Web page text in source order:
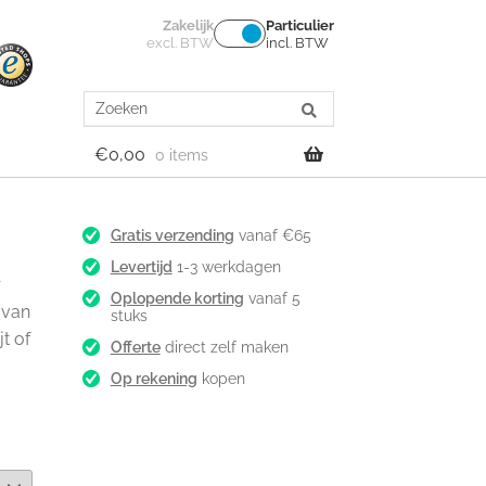
Zakelijk
excl. BTW
Particulier
incl. BTW
Search
for:
€0,00 0 items
of
Gratis verzending vanaf €65
Levertijd 1-3 werkdagen
Oplopende korting vanaf 5
stuks
Offertedirect zelf maken
Op rekening kopen